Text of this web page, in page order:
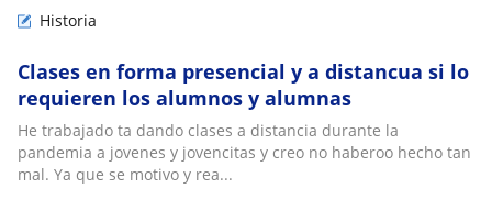
Historia
Clases en forma presencial y a distancua si lo
requieren los alumnos y alumnas
He trabajado ta dando clases a distancia durante la
pandemia a jovenes y jovencitas y creo no haberoo hecho tan
mal. Ya que se motivo y rea...